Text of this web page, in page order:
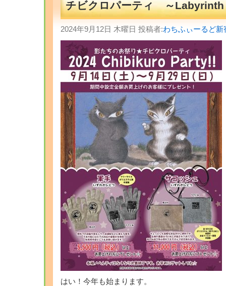
チビクロパーティ ～Labyrinth
2024年9月12日 木曜日 投稿者:わちふぃーるど
はい！今年も始まります。